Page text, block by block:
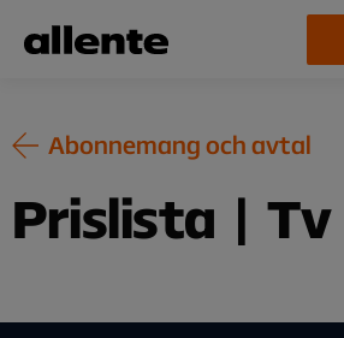
Abonnemang och avtal
Prislista | Tv